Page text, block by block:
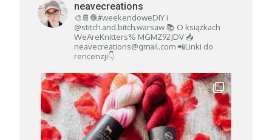
neavecreations
🎨📔🧶#weekendoweDIY i
@stitch.and.bitch.warsaw📚 O książkach
WeAreKnitters% MGMZ92JDV📥
neavecreations@gmail.com📲Linki do
rencenzji👇